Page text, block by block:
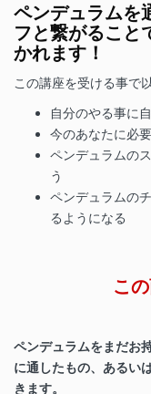
ペンデュラムを
フと繋がること
かれます ！
この講座を受ける事で
自分のやる事に
今のあなたに必
ペンデュラムの
う
ペンデュラムの
るようになる
こ
ペンデュラムをまだお
に通したもの、あるい
きます。